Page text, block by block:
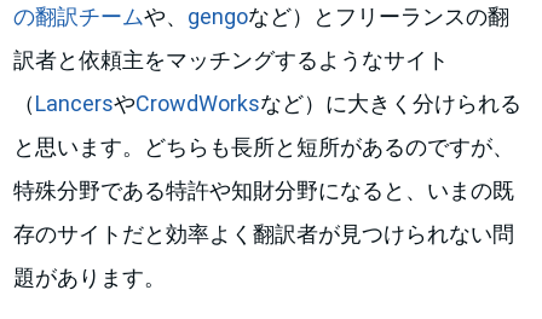
の翻訳チームや、 gengoなど）とフリーランスの翻
訳者と依頼主をマッチングするようなサイト
（LancersやCrowdWorksなど）に大きく分けられる
と思います。どちらも長所と短所があるのですが、
特殊分野である特許や知財分野になると、いまの既
存のサイトだと効率よく翻訳者が見つけられない問
題があります。